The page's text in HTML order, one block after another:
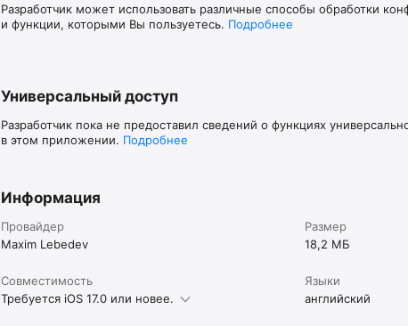
Разработчик может использовать различные способы обработки
и функции, которыми Вы пользуетесь. Подробнее
Универсальный доступ
Разработчик пока не предоставил сведений о функциях
в этом приложении. Подробнее
Информация
Провайдер
Maxim Lebedev
Размер
18,2 МБ
Совместимость
Требуется iOS 17.0 или новее.
Языки
английский